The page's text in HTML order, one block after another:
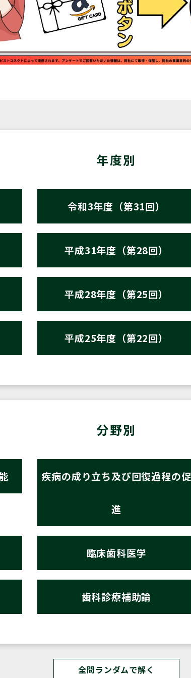
年度別
令和3年度（第31回）
平成31年度（第28回）
平成28年度（第25回）
平成25年度（第22回）
分野別
疾病の成り立ち及び回復過程の促
進
臨床歯科医学
歯科診療補助論
全問ランダムで解く